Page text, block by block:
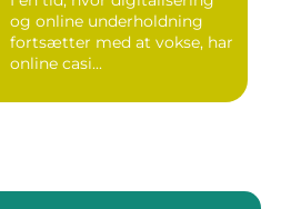
og online underholdning
fortsætter med at vokse, har
online casi...